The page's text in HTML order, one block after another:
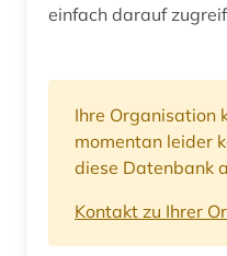
einfach darauf
Ihre Organisation
momentan leider
diese Datenbank
Kontakt zu Ihrer